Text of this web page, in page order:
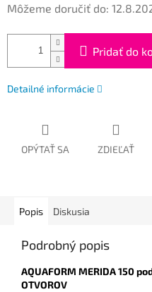
Môžeme doručiť do:
Pridať do
Detailné informácie
OPÝTAŤ SA ZDIEĽAŤ
Popis Diskusia
Podrobný popis
AQUAFORM MERIDA 150
OTVOROV